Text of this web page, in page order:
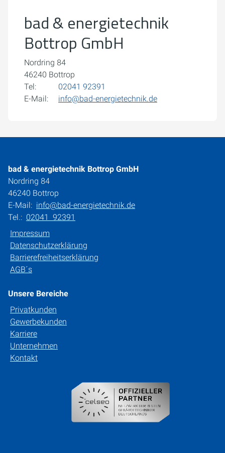
Cookie-Einstellungen öffnen
bad & energietechnik
Bottrop GmbH
Nordring 84
46240 Bottrop
Tel:
02041 92391
E-Mail:
info@bad-energietechnik.de
bad & energietechnik Bottrop GmbH
Nordring 84
46240 Bottrop
E-Mail: info@bad-energietechnik.de
Tel.: 02041 92391
Impressum
Datenschutzerklärung
Barrierefreiheitserklärung
AGB´s
Unsere Bereiche
Privatkunden
Gewerbekunden
Karriere
Unternehmen
Kontakt